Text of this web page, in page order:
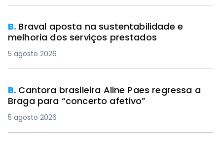
B. Braval aposta na sustentabilidade e
melhoria dos serviços prestados
5 agosto 2026
B. Cantora brasileira Aline Paes regressa a
Braga para “concerto afetivo”
5 agosto 2026